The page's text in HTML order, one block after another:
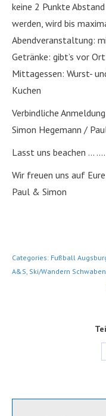
keine 2 Punkte
werden, wird bis
Abendveranstaltung:
Getränke: gibt’s vor
Mittagessen: Wurst-
Kuchen
Verbindliche
Simon Hegemann /
Lasst uns beachen …
Wir freuen uns auf
Paul & Simon
Categories: Fußball
A&S, Ski/Wandern